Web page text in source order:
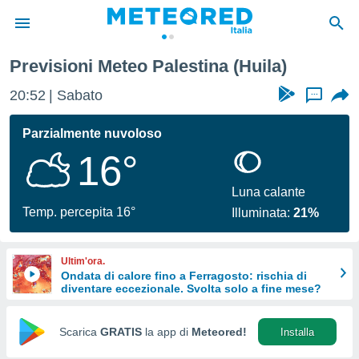
di
per
le
di
Web
Previsioni Meteo Palestina (Huila)
20:52 Sabato ...
Parzialmente nuvoloso
16°
Temp. percepita 16°
Luna calante
Illuminata:21%
Ultim'ora.
Ondata di calore fino a Ferragosto: rischia di
diventare eccezionale. Svolta solo a fine mese?
Scarica GRATIS la app di Meteored! Installa